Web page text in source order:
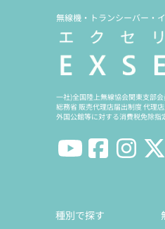
無線機・トランシーバー・
一社)全国陸上無線協会関東支部
総務省 販売代理店届出制度 代理
外国公館等に対する消費税免除指
種別で探す